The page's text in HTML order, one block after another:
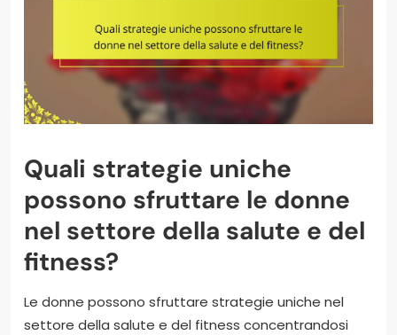
Quali strategie uniche
possono sfruttare le donne
nel settore della salute e del
fitness?
Le donne possono sfruttare strategie uniche nel
settore della salute e del fitness concentrandosi